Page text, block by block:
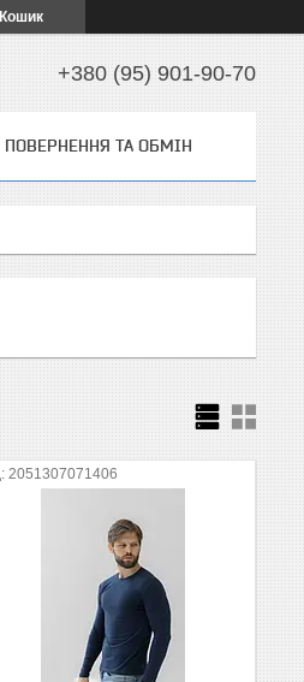
Кошик
+380 (95) 901-90-70
ПОВЕРНЕННЯ ТА ОБМІН
2051307071406